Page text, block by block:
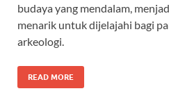
budaya yang mendalam,
menarik untuk dijelajahi bagi
arkeologi.
READ MORE